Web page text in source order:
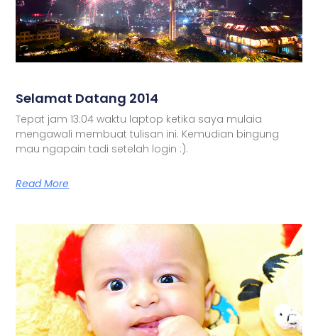
Selamat Datang 2014
Tepat jam 13:04 waktu laptop ketika saya mulaia
mengawali membuat tulisan ini. Kemudian bingung
mau ngapain tadi setelah login :).
Read More